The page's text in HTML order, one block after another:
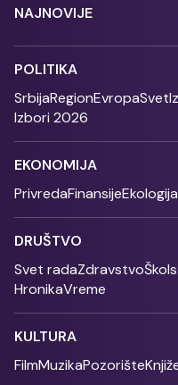
NAJNOVIJE
POLITIKA
SrbijaRegionEvropaSvet
Izbori 2026
EKONOMIJA
PrivredaFinansijeEkologija
DRUŠTVO
Svet radaZdravstvo
HronikaVreme
KULTURA
FilmMuzikaPozorište